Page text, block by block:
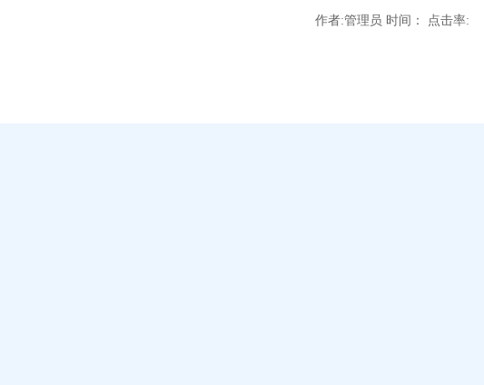
作者:管理员 时间： 点击率: